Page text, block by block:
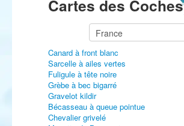
Cartes des Coches
Canard à front blanc
Sarcelle à ailes vertes
Fuligule à tête noire
Grèbe à bec bigarré
Gravelot kildir
Bécasseau à queue pointue
Chevalier grivelé